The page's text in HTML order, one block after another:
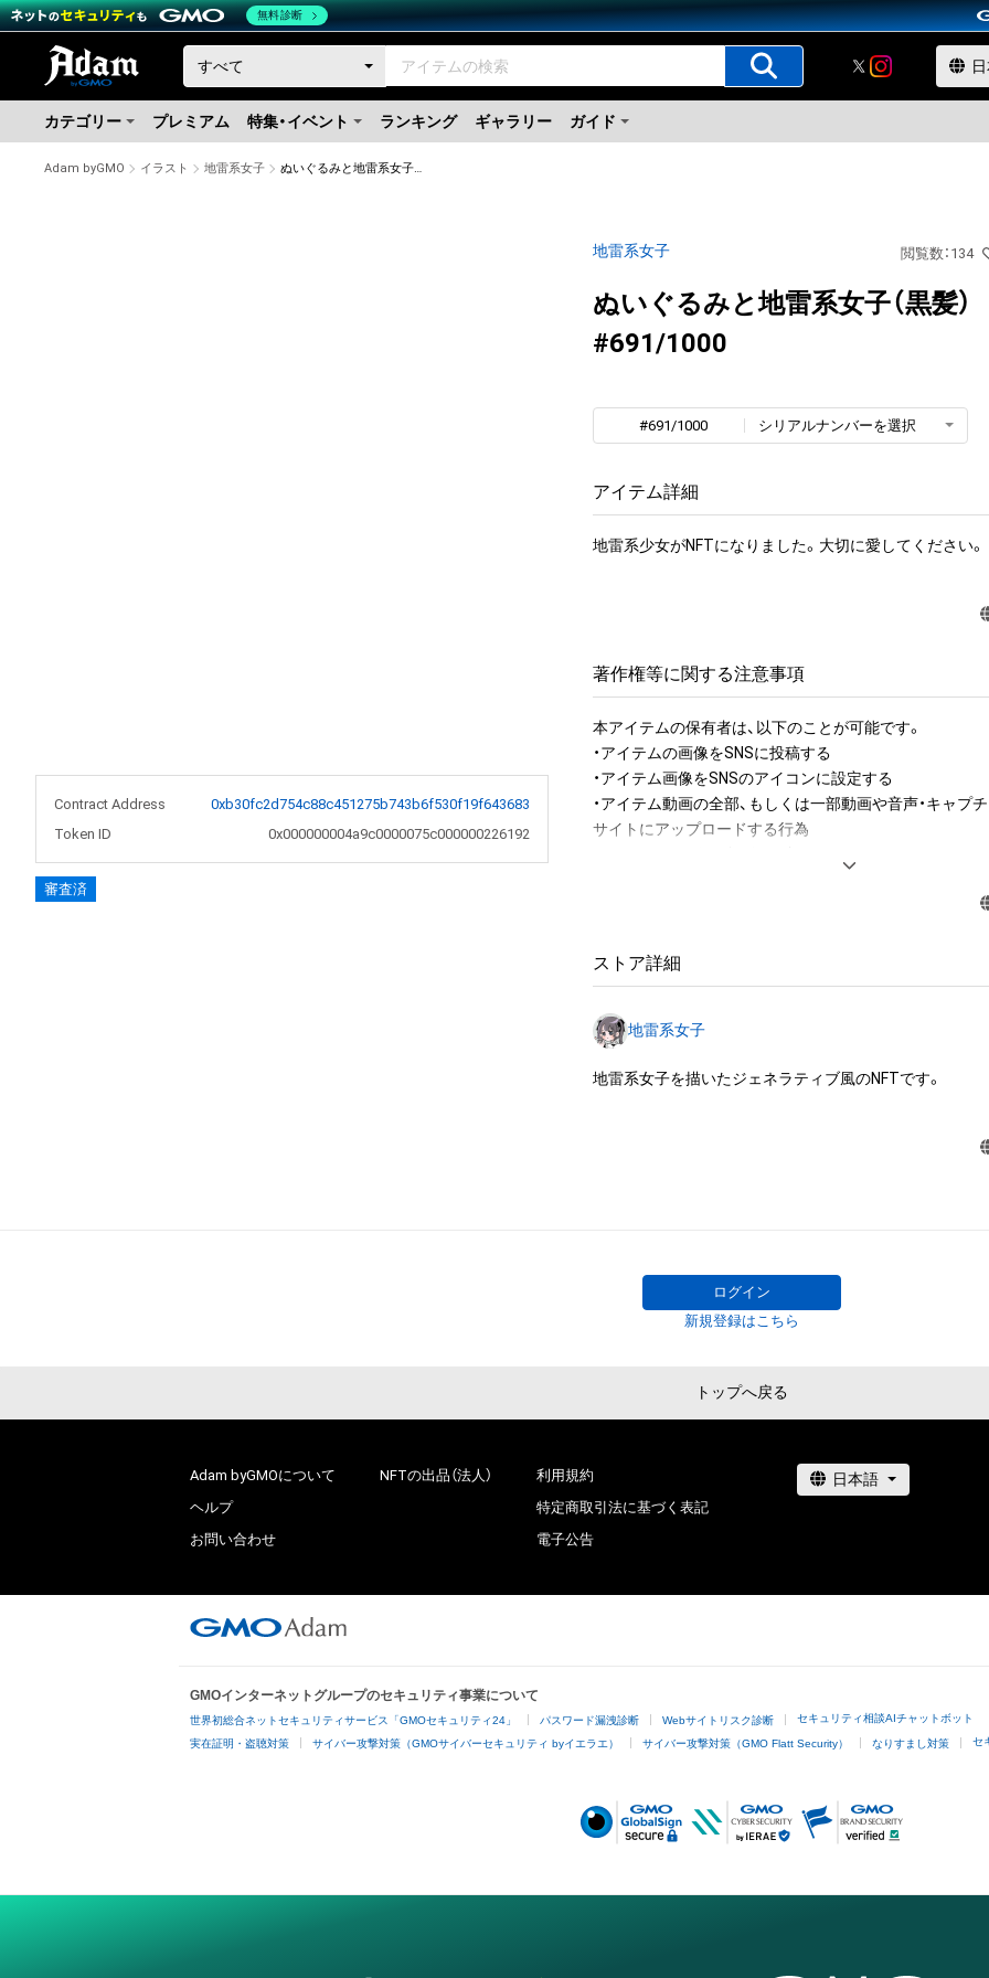
カテゴリー プレミアム 特集・イベント ランキング ギャラリー ガイド
Adam byGMO イラスト 地雷系女子 ぬいぐるみと地雷系女子（黒髪）
Contract Address
0xb30fc2d754c88c451275b743b6f530f19f643683
Token ID
0x000000004a9c0000075c000000226192
審査済
地雷系女子 閲覧数 ： 134
ぬいぐるみと地雷系女子（黒髪）
#691/1000
#691/1000 シリアルナンバーを選択
アイテム詳細
地雷系少女がNFTになりました。大切に愛してください。
著作権等に関する注意事項
本アイテムの保有者は、以下のことが可能です。
・アイテムの画像をSNSに投稿する
・アイテム画像をSNSのアイコンに設定する
・アイテム動画の全部、もしくは一部動画や音声・キャプ
サイトにアップロードする行為
・本アイテムに関する創作物(画像および映像、音楽、商標
それらの権利につき登録等を出願する権利を含みます。)
託を受けている者によって保護されています。そのため、
・本アイテムの著作権を有する方、著作隣接権の権利者ま
・本アイテムに関する創作物の利用については、公序良俗
用またはその恐れのある利用など、作成者が不適切である
このアイテムに関するお問い合わせ先
ストア詳細
地雷系女子
地雷系女子を描いたジェネラティブ風のNFTです。
ログイン
新規登録はこちら
トップへ戻る
Adam byGMOについて
ヘルプ
お問い合わせ
NFTの出品（法人）
利用規約
特定商取引法に基づく表記
電子公告
GMOインターネットグループのセキュリティ事業について
世界初総合ネットセキュリティサービス「GMOセキュリティ24」 パスワード漏洩診断 Webサイトリスク診断 セキュリティ相談AIチャットボット
実在証明・盗聴対策 サイバー攻撃対策（GMOサイバーセキュリティ byイエラエ） サイバー攻撃対策（GMO Flatt Security） なりすまし対策 セ
無料診断